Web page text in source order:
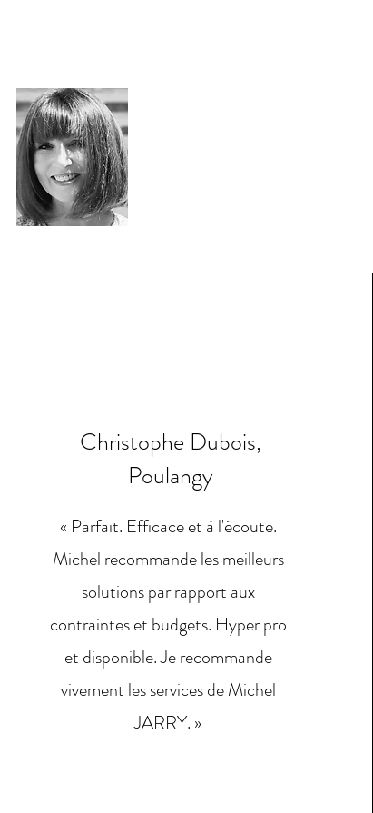
Christophe Dubois,
Poulangy
« Parfait. Efficace et à l'écoute.
Michel recommande les meilleurs
solutions par rapport aux
contraintes et budgets. Hyper pro
et disponible. Je recommande
vivement les services de Michel
JARRY. »